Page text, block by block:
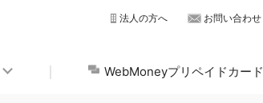
WebMoneyプリペイドカード
法人の方へ お問い合わせ